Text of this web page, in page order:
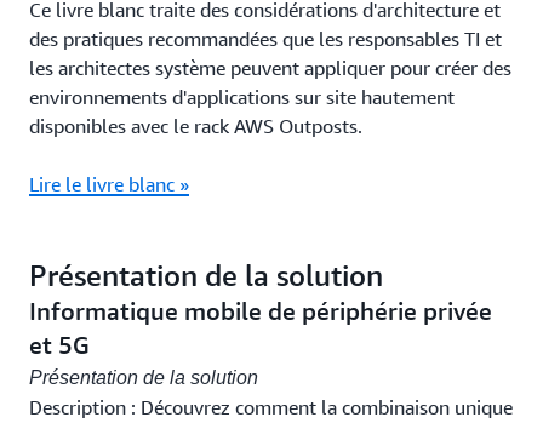
Ce livre blanc traite des considérations d'architecture et
des pratiques recommandées que les responsables TI et
les architectes système peuvent appliquer pour créer des
environnements d'applications sur site hautement
disponibles avec le rack AWS Outposts.
Lire le livre blanc »
Présentation de la solution
Informatique mobile de périphérie privée
et 5G
Présentation de la solution
Description : Découvrez comment la combinaison unique